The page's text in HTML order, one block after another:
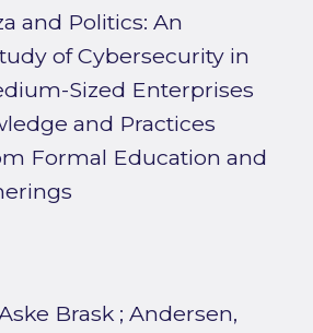
and Politics: An
of Cybersecurity in
Sized Enterprises
and Practices
Formal Education and
Brask; Andersen,